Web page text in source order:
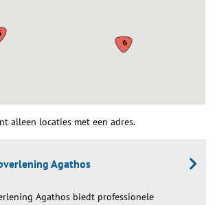
alleen locaties met een adres.
Agathos
Agathos biedt professionele